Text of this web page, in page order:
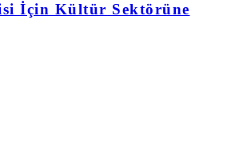
İçin Kültür Sektörüne